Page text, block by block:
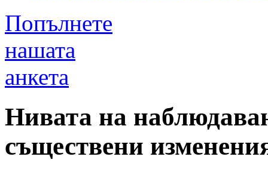
Попълнете
нашата
анкета
Нивата на
съществени